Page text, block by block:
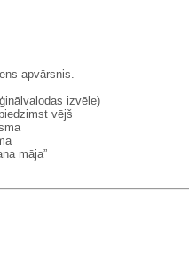
apvārsnis.
izvēle)
vējš
māja”